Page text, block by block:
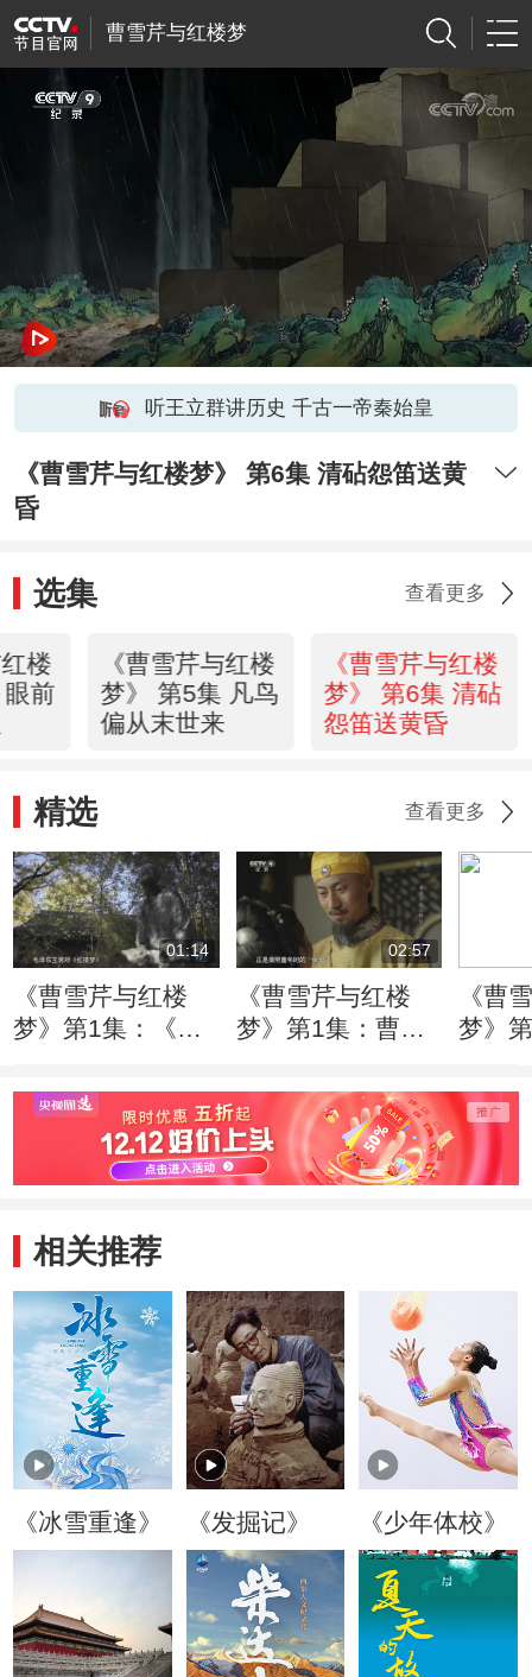
曹雪芹与红楼梦
听王立群讲历史 千古一帝秦始皇
《曹雪芹与红楼梦》 第6集 清砧怨笛送黄
昏
选集 查看更多
楼
前
《曹雪芹与红楼
梦》 第5集 凡鸟
偏从末世来
《曹雪芹与红楼
梦》 第6集 清砧
怨笛送黄昏
精选 查看更多
01:14
《曹雪芹与红楼
梦》第1集：《红
受到众多名人称赞
02:57
《曹雪芹与红楼
梦》第1集：曹家
一时风光无限
《曹
梦》
家荣
相关推荐
《冰雪重逢》 《发掘记》 《少年体校》